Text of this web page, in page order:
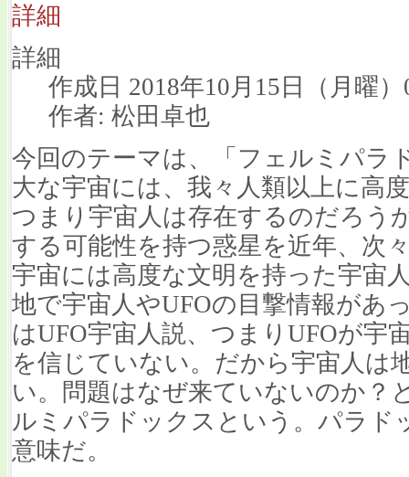
詳細
詳細
作成日 2018年10月15日（月曜）
作者: 松田卓也
今回のテーマは、「フェルミパラ
大な宇宙には、我々人類以上に高
つまり宇宙人は存在するのだろ
する可能性を持つ惑星を近年、次
宇宙には高度な文明を持った宇宙
地で宇宙人やUFOの目撃情報があ
はUFO宇宙人説、つまりUFOが宇
を信じていない。だから宇宙人は
い。問題はなぜ来ていないのか？
ルミパラドックスという。パラド
意味だ。